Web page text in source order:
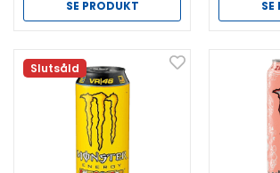
SE PRODUKT SE
Slutsåld